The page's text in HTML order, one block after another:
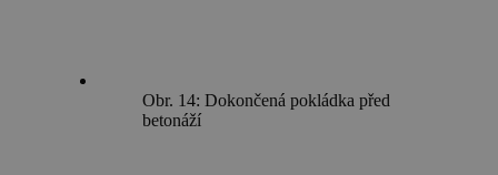
Obr. 14: Dokončená pokládka před
betonáží